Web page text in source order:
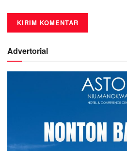
Advertorial